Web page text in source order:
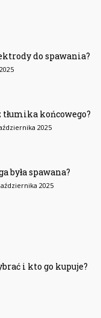
do spawania?
tłumika końcowego?
2025
była spawana?
2025
i kto go kupuje?